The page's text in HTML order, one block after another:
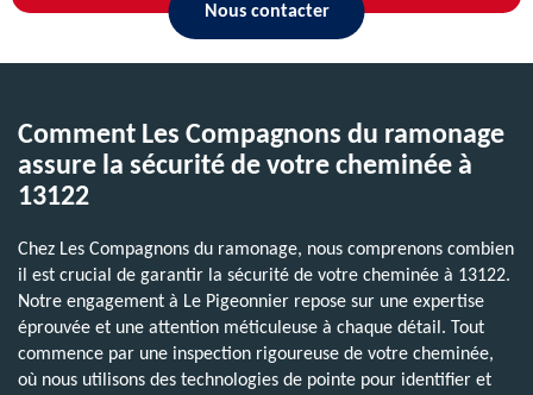
Nous contacter
Comment Les Compagnons du ramonage
assure la sécurité de votre cheminée à
13122
Chez Les Compagnons du ramonage, nous comprenons combien
il est crucial de garantir la sécurité de votre cheminée à 13122.
Notre engagement à Le Pigeonnier repose sur une expertise
éprouvée et une attention méticuleuse à chaque détail. Tout
commence par une inspection rigoureuse de votre cheminée,
où nous utilisons des technologies de pointe pour identifier et